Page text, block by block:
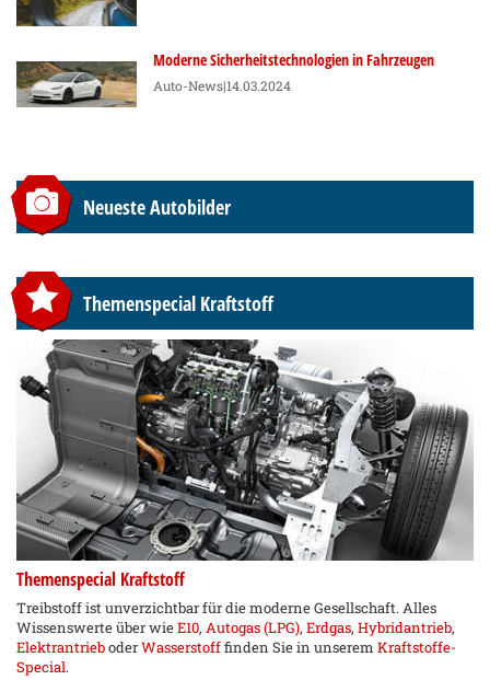
Moderne Sicherheitstechnologien in Fahrzeugen
Auto-News|14.03.2024
Neueste Autobilder
Themenspecial Kraftstoff
Themenspecial Kraftstoff
Treibstoff ist unverzichtbar für die moderne Gesellschaft. Alles
Wissenswerte über wieE10, Autogas (LPG), Erdgas, Hybridantrieb,
ElektrantrieboderWasserstofffinden Sie in unserem Kraftstoffe-
Special.